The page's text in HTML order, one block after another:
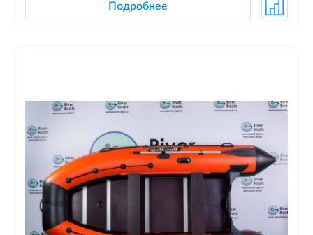
Подробнее